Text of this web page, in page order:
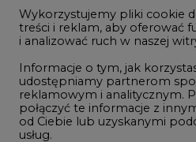
Studio CIRE
Rozmowy o energetyce
Gospodarka
Geopolityka
LTE450
Wykorzystujemy pliki cookie
treści i reklam, aby oferować
i analizować ruch w naszej
Informacje o tym, jak
udostępniamy partnerom
reklamowym i analitycznym.
połączyć te informacje z
od Ciebie lub uzyskanymi
usług.